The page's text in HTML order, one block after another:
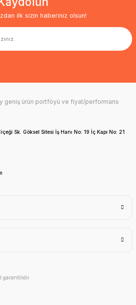
ilk sizin haberiniz olsun!
geniş ürün portföyü ve fiyat/performans
Sk. Göksel Sitesi İş Hanı No: 19 İç Kapı No: 21
garantilidir.